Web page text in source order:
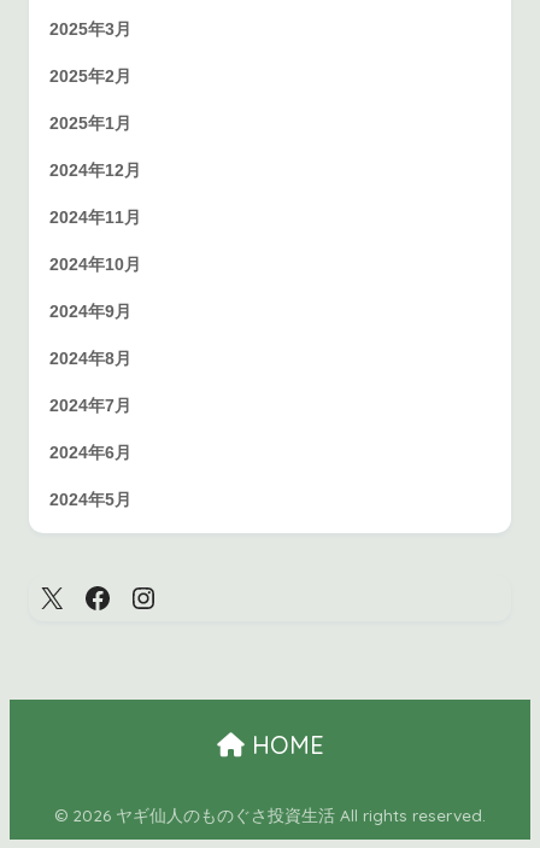
2025年3月
2025年2月
2025年1月
2024年12月
2024年11月
2024年10月
2024年9月
2024年8月
2024年7月
2024年6月
2024年5月
HOME
© 2026 ヤギ仙人のものぐさ投資生活 All rights reserved.